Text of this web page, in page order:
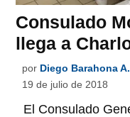
Consulado
llega a
por Diego Barahona A.
19 de julio de 2018
El Consulado